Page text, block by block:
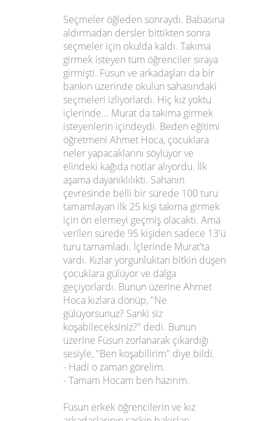
Seçmeler öğleden sonraydı. Babasına
aldırmadan dersler bittikten sonra
seçmeler için okulda kaldı. Takıma
girmek isteyen tüm öğrenciler sıraya
girmişti. Füsun ve arkadaşları da bir
bankın üzerinde okulun sahasındaki
seçmeleri izliyorlardı. Hiç kız yoktu
içlerinde... Murat da takıma girmek
isteyenlerin içindeydi. Beden eğitimi
öğretmeni Ahmet Hoca, çocuklara
neler yapacaklarını söylüyor ve
elindeki kağıda notlar alıyordu. İlk
aşama dayanıklılıktı. Sahanın
çevresinde belli bir sürede 100 turu
tamamlayan ilk 25 kişi takıma girmek
için ön elemeyi geçmiş olacaktı. Ama
verilen sürede 95 kişiden sadece 13'ü
turu tamamladı. İçlerinde Murat'ta
vardı. Kızlar yorgunluktan bitkin düşen
çocuklara gülüyor ve dalga
geçiyorlardı. Bunun üzerine Ahmet
Hoca kızlara dönüp, "Ne
gülüyorsunuz? Sanki siz
koşabileceksiniz?" dedi. Bunun
üzerine Füsun zorlanarak çıkardığı
sesiyle, "Ben koşabilirim" diye bildi.
- Hadi o zaman görelim.
- Tamam Hocam ben hazırım.
Füsun erkek öğrencilerin ve kız